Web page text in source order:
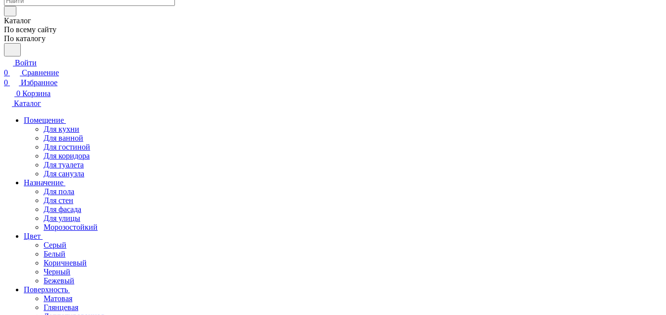
Каталог
По всему сайту
По каталогу
Войти
0
Сравнение
0
Избранное
0 Корзина
Каталог
Помещение
Для кухни
Для ванной
Для гостиной
Для коридора
Для туалета
Для санузла
Назначение
Для пола
Для стен
Для фасада
Для улицы
Морозостойкий
Цвет
Серый
Белый
Коричневый
Черный
Бежевый
Поверхность
Матовая
Глянцевая